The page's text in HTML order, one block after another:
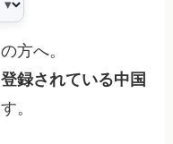
方へ。
録されている中国
。